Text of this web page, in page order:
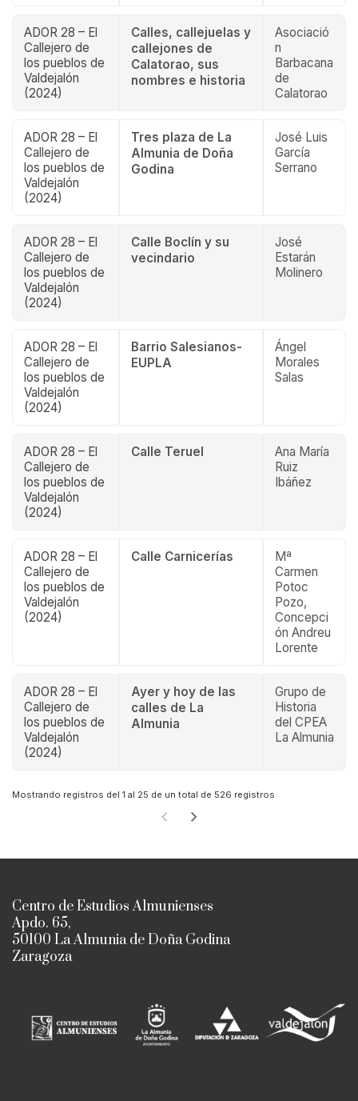
ADOR 28 – El
Callejero de
los pueblos de
Valdejalón
(2024)
Calles, callejuelas y
callejones de
Calatorao, sus
nombres e historia
Asociació
n
Barbacana
de
Calatorao
ADOR 28 – El
Callejero de
los pueblos de
Valdejalón
(2024)
Tres plaza de La
Almunia de Doña
Godina
José Luis
García
Serrano
ADOR 28 – El
Callejero de
los pueblos de
Valdejalón
(2024)
Calle Boclín y su
vecindario
José
Estarán
Molinero
ADOR 28 – El
Callejero de
los pueblos de
Valdejalón
(2024)
Barrio Salesianos-
EUPLA
Ángel
Morales
Salas
ADOR 28 – El
Callejero de
los pueblos de
Valdejalón
(2024)
Calle Teruel
Ana María
Ruiz
Ibáñez
ADOR 28 – El
Callejero de
los pueblos de
Valdejalón
(2024)
Calle Carnicerías
Mª
Carmen
Potoc
Pozo,
Concepci
ón Andreu
Lorente
ADOR 28 – El
Callejero de
los pueblos de
Valdejalón
(2024)
Ayer y hoy de las
calles de La
Almunia
Grupo de
Historia
del CPEA
La Almunia
Mostrando registros del 1 al 25 de un total de 526 registros
Centro de Estudios Almunienses
Apdo. 65,
50100 La Almunia de Doña Godina
Zaragoza